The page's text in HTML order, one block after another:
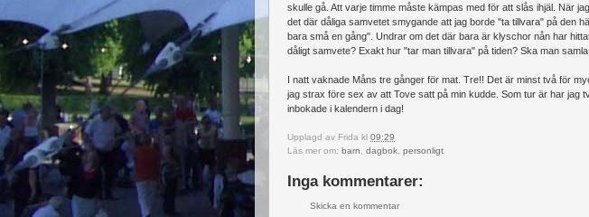
skulle gå. Att varje timme måste kämpas med för att slås ihjäl. När
det där dåliga samvetet smygande att jag borde "ta tillvara" på den
bara små en gång". Undrar om det där bara är klyschor nån har
dåligt samvete? Exakt hur "tar man tillvara" på tiden? Ska man
I natt vaknade Måns tre gånger för mat. Tre!! Det är minst två för
jag strax före sex av att Tove satt på min kudde. Som tur är har jag
inbokade i kalendern i dag!
Upplagd av Frida kl 09:29
Läs mer om: barn dagbok personligt
Inga kommentarer:
Skicka en kommentar